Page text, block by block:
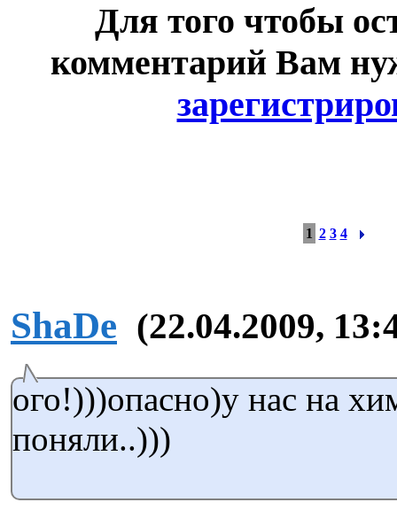
Для того чтобы
комментарий Вам
1 2 3 4
ShaDe (22.04.2009,
ого!)))опасно)у нас на
поняли..)))